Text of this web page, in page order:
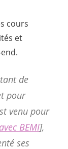
cours
et
de
pour
venu pour
BEMI],
ses